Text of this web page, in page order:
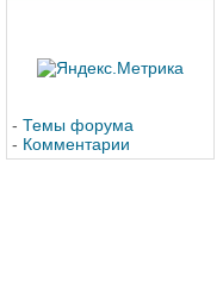
- Темы форума
- Комментарии